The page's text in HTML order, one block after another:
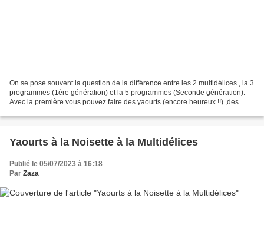
On se pose souvent la question de la différence entre les 2 multidélices , la 3
programmes (1ère génération) et la 5 programmes (Seconde génération).
Avec la première vous pouvez faire des yaourts (encore heureux !!) ,des
Yaourts à la Noisette à la Multidélices
Publié le 05/07/2023 à 16:18
Par Zaza